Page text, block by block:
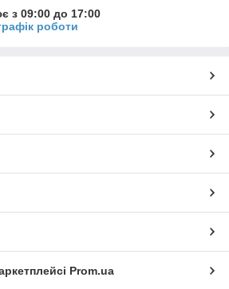
з 09:00 до 17:00
роботи
Prom.ua